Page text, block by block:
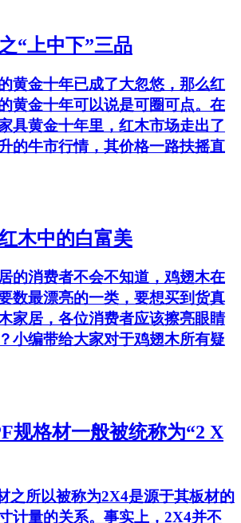
“上中下”三品
黄金十年已成了大忽悠，那么红
黄金十年可以说是可圈可点。在
具黄金十年里，红木市场走出了
的牛市行情，其价格一路扶摇直
木中的白富美
的消费者不会不知道，鸡翅木在
数最漂亮的一类，要想买到货真
家居，各位消费者应该擦亮眼睛
小编带给大家对于鸡翅木所有疑
规格材一般被统称为“2 X
之所以被称为2X4是源于其板材的
计量的关系。事实上，2X4并不